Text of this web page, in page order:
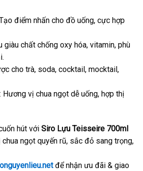
điểm nhấn cho đồ uống, cực hợp
giàu chất chống oxy hóa, vitamin, phù
cho trà, soda, cocktail, mocktail,
: Hương vị chua ngọt dễ uống, hợp thị
hút với Siro Lựu Teisseire 700ml
ngọt quyến rũ, sắc đỏ sang trọng,
để nhận ưu đãi & giao